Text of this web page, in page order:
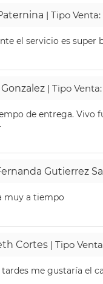
| Tipo
el servicio es
| Tipo
de entrega. Vivo
Gutierrez
muy a tiempo
Cortes | Tipo
tardes me gustaría el